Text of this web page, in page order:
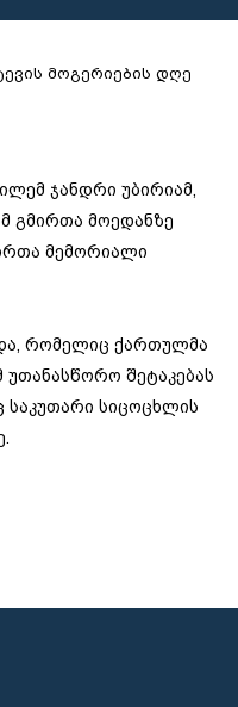
მოგერიების დღე
ჯანდრი უბირიამ,
გმირთა მოედანზე
მემორიალი
რომელიც ქართულმა
შეტაკებას
სიცოცხლის